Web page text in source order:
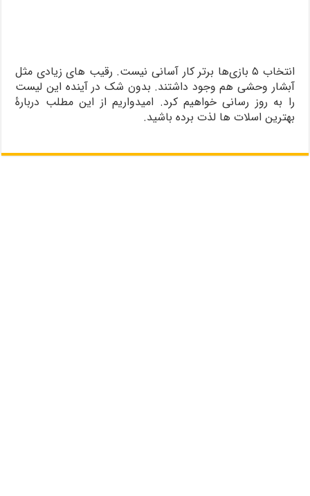
انتخاب ۵ بازی‌ها برتر کار آسانی نیست. رقیب های زیادی مثل
آبشار وحشی هم وجود داشتند. بدون شک در آینده این لیست
را به روز رسانی خواهیم کرد. امیدواریم از این مطلب دربارۀ
بهترین اسلات‌ ها لذت برده باشید.